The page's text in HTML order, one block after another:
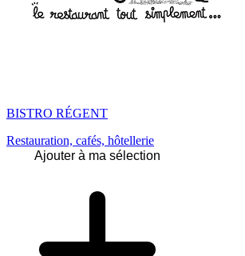
BISTRO RÉGENT
Restauration, cafés, hôtellerie
Ajouter à ma sélection